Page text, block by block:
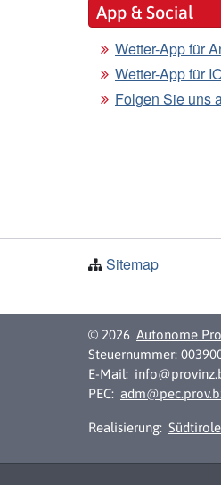
App & Social
Wetter-App für
Wetter-App für
Folgen Sie uns
Sitemap
© 2026 Autonome
Steuernummer:
E-Mail:
PEC:
Realisierung: